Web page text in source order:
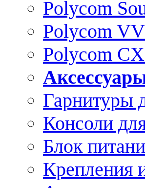
Polycom
Polycom
Polycom
Гарнитуры
Консоли
Блок
Крепления